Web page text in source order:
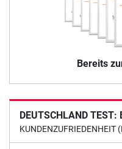
Bereits
DEUTSCHLAND TEST:
KUNDENZUFRIEDENHEIT